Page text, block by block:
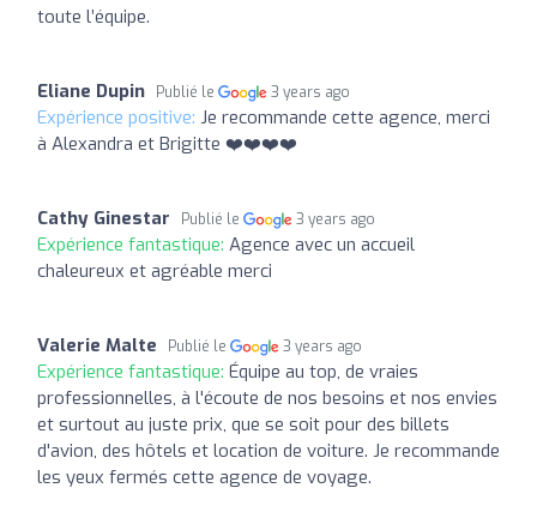
toute l’équipe.
Eliane Dupin Publié le 3 years ago
Expérience positive: Je recommande cette agence, merci
à Alexandra et Brigitte ❤️❤️❤️❤️
Cathy Ginestar Publié le 3 years ago
Expérience fantastique: Agence avec un accueil
chaleureux et agréable merci
Valerie Malte Publié le 3 years ago
Expérience fantastique: Équipe au top, de vraies
professionnelles, à l'écoute de nos besoins et nos envies
et surtout au juste prix, que se soit pour des billets
d'avion, des hôtels et location de voiture. Je recommande
les yeux fermés cette agence de voyage.